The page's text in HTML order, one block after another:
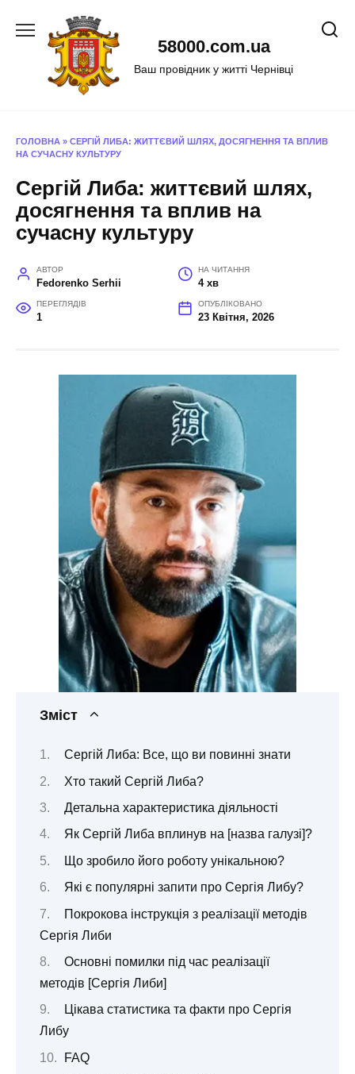
58000.com.ua
Ваш провідник у житті Чернівці
ГОЛОВНА » СЕРГІЙ ЛИБА: ЖИТТЄВИЙ ШЛЯХ, ДОСЯГНЕННЯ ТА ВПЛИВ
НА СУЧАСНУ КУЛЬТУРУ
Сергій Либа: життєвий шлях,
досягнення та вплив на
сучасну культуру
АВТОР
Fedorenko Serhii
НА ЧИТАННЯ
4 хв
ПЕРЕГЛЯДІВ
1
ОПУБЛІКОВАНО
23 Квітня, 2026
Зміст
Сергій Либа: Все, що ви повинні знати
Хто такий Сергій Либа?
Детальна характеристика діяльності
Як Сергій Либа вплинув на [назва галузі]?
Що зробило його роботу унікальною?
Які є популярні запити про Сергія Либу?
Покрокова інструкція з реалізації методів
Сергія Либи
Основні помилки під час реалізації
методів [Сергія Либи]
Цікава статистика та факти про Сергія
Либу
FAQ